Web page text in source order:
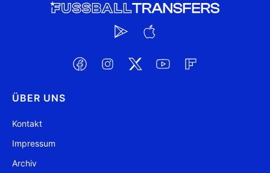
ÜBER UNS
Kontakt
Impressum
Archiv